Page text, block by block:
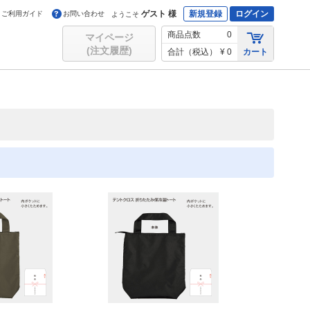
ご利用ガイド お問い合わせ ようこそ ゲスト 様 新規登録 ログイン
マイページ
(注文履歴)
商品点数
0
合計（税込）
¥ 0 カート